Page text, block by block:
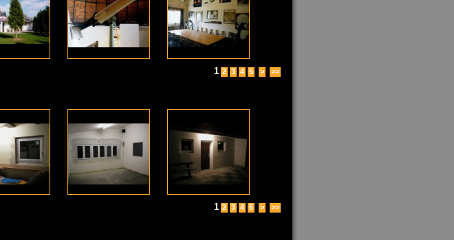
1 2 3 4 5 > >>
1 2 3 4 5 > >>